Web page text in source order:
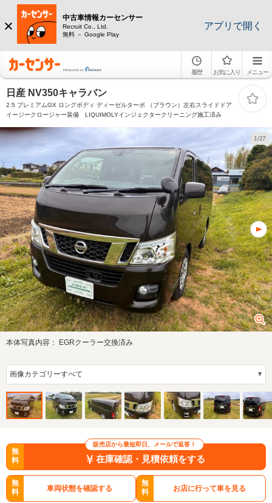
中古車情報カーセンサー
Recruit Co., Ltd.
無料 － Google Play
アプリで開く
履歴 お気に入り メニュー
日産 NV350キャラバン
2.5 プレミアムGX ロングボディ ディーゼルターボ （ブラウン）左右スライドドア
イージークロージャー装備 LIQUIMOLYインジェクタークリーニング施工済み
1/27
本体写真内容： EGRクーラー交換済み
販売店から最短即日、メールで返答！
無
料
在庫確認・見積依頼をする
無
料
車両状態を確認する
無
料
お店に行って車を見る